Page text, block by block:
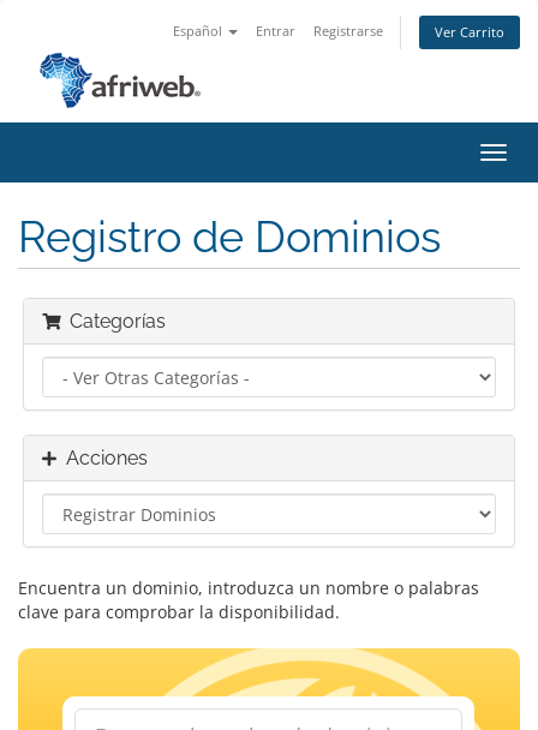
Español Entrar Registrarse Ver Carrito
Registro de Dominios
Categorías
Acciones
Encuentra un dominio, introduzca un nombre o palabras
clave para comprobar la disponibilidad.